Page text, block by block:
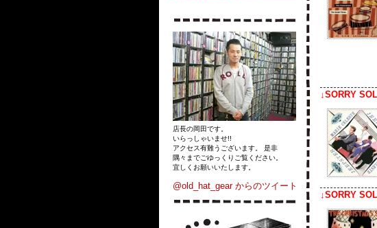
店長の岡田です。
いらっしゃいませ!!
アクセス有難うございます。 是非
隅々までごゆっくりご覧ください。
宜しくお願いいたします。
@old_hat_gear からのツイート
↓SORRY
↓SORRY